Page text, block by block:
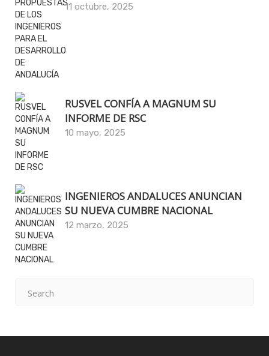
11 octubre, 2025
RUSVEL CONFÍA A MAGNUM SU
INFORME DE RSC
10 mayo, 2025
INGENIEROS ANDALUCES ANUNCIAN
SU NUEVA CUMBRE NACIONAL
12 marzo, 2025